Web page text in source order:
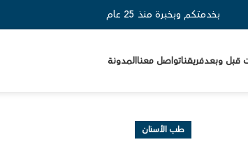
بخدمتكم وبخبرة منذ 25 عام
قبل وبعدفريقناتواصل معناالمدونة
طب الأسنان